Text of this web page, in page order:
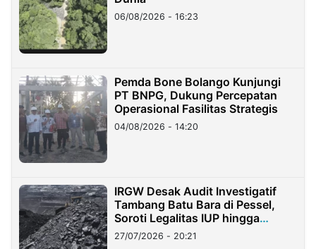
06/08/2026 - 16:23
Pemda Bone Bolango Kunjungi
PT BNPG, Dukung Percepatan
Operasional Fasilitas Strategis
04/08/2026 - 14:20
IRGW Desak Audit Investigatif
Tambang Batu Bara di Pessel,
Soroti Legalitas IUP hingga
Stockpile
27/07/2026 - 20:21